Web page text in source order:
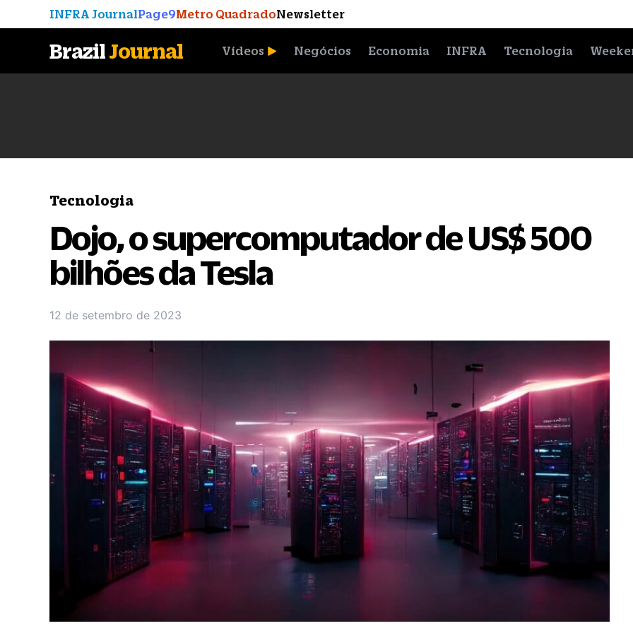
INFRA JournalPage9Metro QuadradoNewsletter
BrazilJournal Vídeos Negócios Economia INFRA Tecnologia
Tecnologia
Dojo, o supercomputador de US$ 500
bilhões da Tesla
12 de setembro de 2023